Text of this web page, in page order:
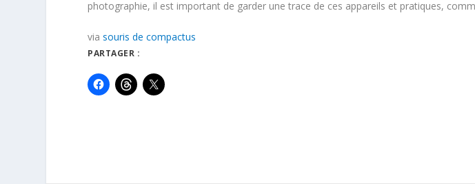
photographie, il est important de garder une trace de ces appareils et pratiques,
viasouris de compactus
PARTAGER :